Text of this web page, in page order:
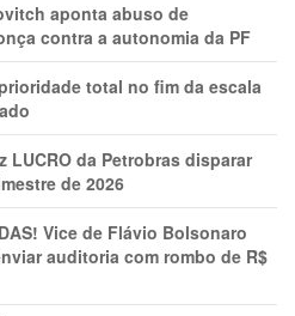
aponta abuso de
contra a autonomia da PF
total no fim da escala
LUCRO da Petrobras disparar
de 2026
Vice de Flávio Bolsonaro
auditoria com rombo de R$